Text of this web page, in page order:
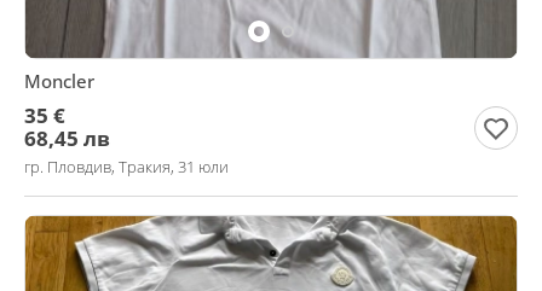
Moncler
35 €
68,45 лв
гр. Пловдив, Тракия, 31 юли